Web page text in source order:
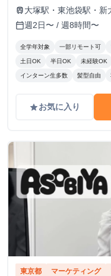
性も働きやすい環境で
train 大塚駅・東池袋駅・新
calendar_today週2日〜 / 週8時間〜
全学年対象 一部リモート可
土日OK 半日OK 未経験OK
インターン生多数 髪型自由
gradeお気に入り
東京都 マーケティング